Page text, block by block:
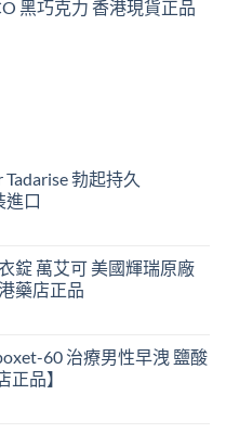
黑巧克力 香港現貨正品
勃起持久
進口
錠 萬艾可 美國輝瑞原廠
藥店正品
60 治療男性早洩 鹽酸
品】